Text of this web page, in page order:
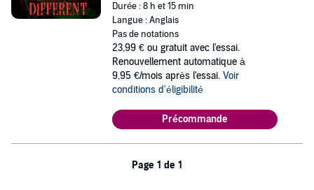
Durée : 8 h et 15 min
Langue : Anglais
Pas de notations
23,99 € ou gratuit avec l'essai.
Renouvellement automatique à
9,95 €/mois après l'essai. Voir
conditions d'éligibilité
Précommande
Page 1 de 1